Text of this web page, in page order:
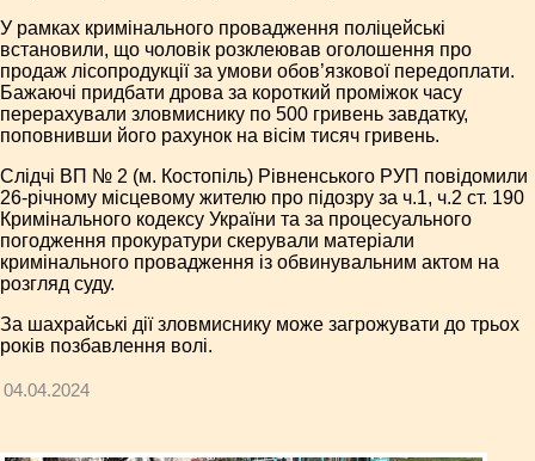
У рамках кримінального провадження поліцейські
встановили, що чоловік розклеював оголошення про
продаж лісопродукції за умови обов’язкової передоплати.
Бажаючі придбати дрова за короткий проміжок часу
перерахували зловмиснику по 500 гривень завдатку,
поповнивши його рахунок на вісім тисяч гривень.
Слідчі ВП № 2 (м. Костопіль) Рівненського РУП повідомили
26-річному місцевому жителю про підозру за ч.1, ч.2 ст. 190
Кримінального кодексу України та за процесуального
погодження прокуратури скерували матеріали
кримінального провадження із обвинувальним актом на
розгляд суду.
За шахрайські дії зловмиснику може загрожувати до трьох
років позбавлення волі.
04.04.2024